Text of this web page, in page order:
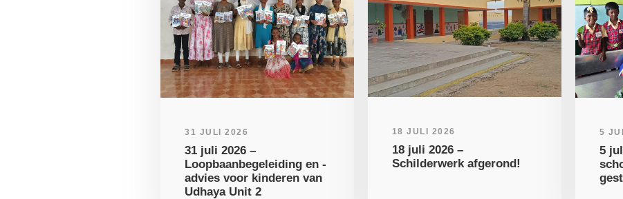
31 JULI 2026
31 juli 2026 –
Loopbaanbegeleiding en -
advies voor kinderen van
Udhaya Unit 2
18 JULI 2026
18 juli 2026 –
Schilderwerk afgerond!
5
5